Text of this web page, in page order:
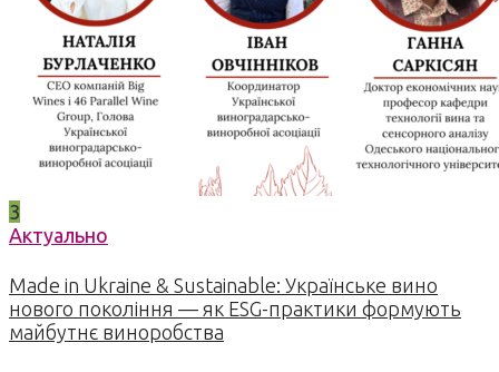
3
Актуально
Made in Ukraine & Sustainable: Українське вино
нового покоління — як ESG-практики формують
майбутнє виноробства